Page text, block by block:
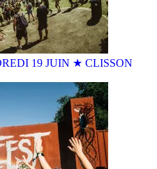
19 JUIN ★ CLISSON